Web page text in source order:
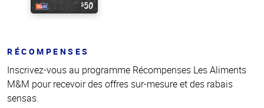
RÉCOMPENSES
Inscrivez-vous au programme Récompenses Les Aliments
M&M pour recevoir des offres sur-mesure et des rabais
sensas.